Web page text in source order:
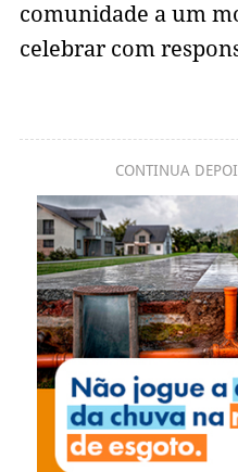
comunidade a um
celebrar com
CONTINUA